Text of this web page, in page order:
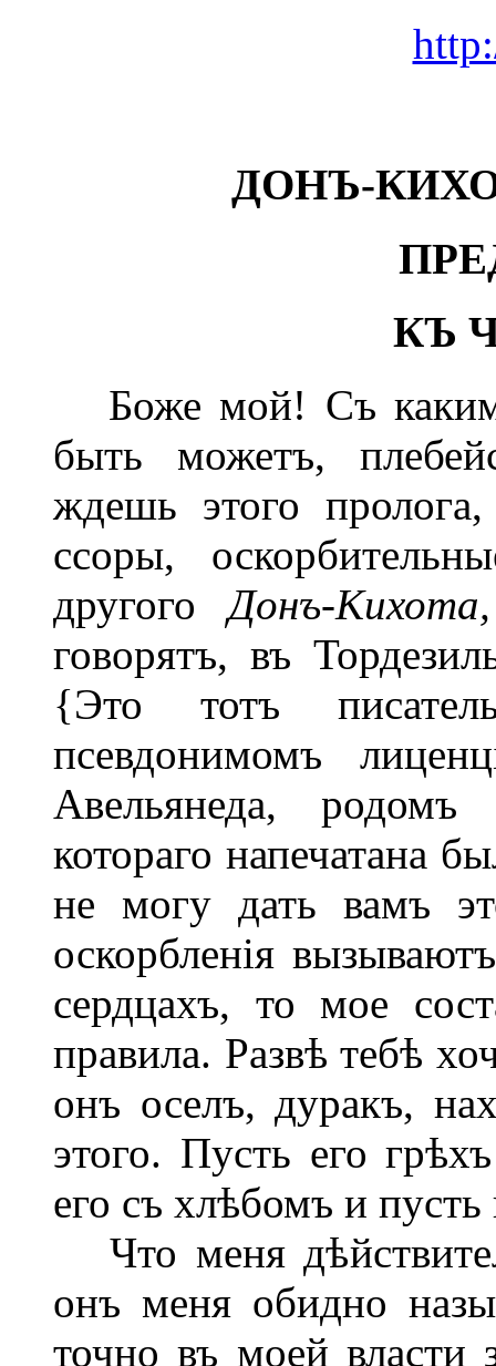
ДОНЪ-
КЪ
Боже мой! Съ
быть можетъ,
ждешь этого
ссоры,
другогоДонъ-
говорятъ, въ
{Это тотъ
псевдонимомъ
Авельянеда,
котораго напечатана
не могу дать вамъ
оскорбленія
сердцахъ, то мое
правила. Развѣ тебѣ
онъ оселъ, дуракъ,
этого. Пусть его
его съ хлѣбомъ и пусть
Что меня
онъ меня обидно
точно въ моей власти